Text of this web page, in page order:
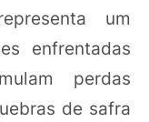
um
enfrentadas
perdas
de safra